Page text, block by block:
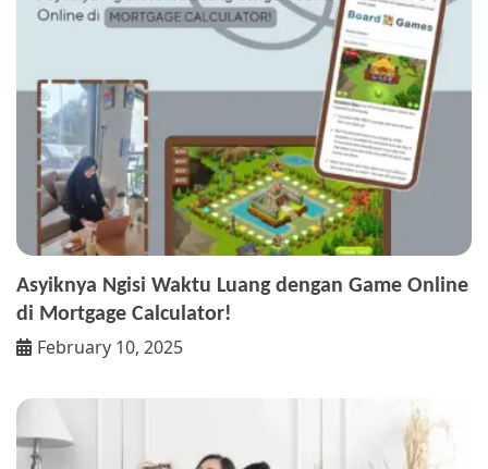
Asyiknya Ngisi Waktu Luang dengan Game Online
di Mortgage Calculator!
February 10, 2025